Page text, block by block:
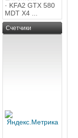
· KFA2 GTX 580
MDT X4 ...
Счетчики